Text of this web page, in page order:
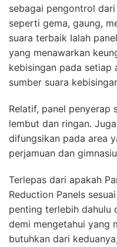
sebagai pengontrol
seperti gema, gaung,
suara terbaik Ialah
yang menawarkan
kebisingan pada setiap
sumber suara
Relatif, panel penyerap
lembut dan ringan.
difungsikan pada area
perjamuan dan
Terlepas dari apakah
Reduction Panels
penting terlebih dahulu
demi mengetahui yang
butuhkan dari